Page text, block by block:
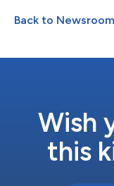
wird der Broker
Fintech-Branche
Die Teilnahme der
Back to Newsroom
Wish
this